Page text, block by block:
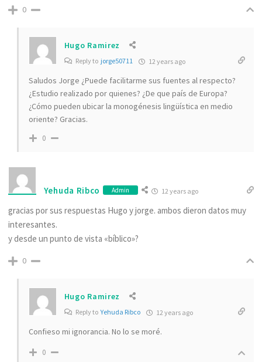
0
Hugo Ramirez
Reply to jorge50711 12 years ago
Saludos Jorge ¿Puede facilitarme sus fuentes al respecto?
¿Estudio realizado por quienes? ¿De que país de Europa?
¿Cómo pueden ubicar la monogénesis lingüística en medio
oriente? Gracias.
0
Yehuda Ribco Admin 12 years ago
gracias por sus respuestas Hugo y jorge. ambos dieron datos muy
interesantes.
y desde un punto de vista «bíblico»?
0
Hugo Ramirez
Reply toYehuda Ribco 12 years ago
Confieso mi ignorancia. No lo se moré.
0